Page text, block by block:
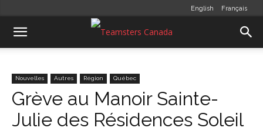
English Français
Nouvelles Autres Région Québec
Grève au Manoir Sainte-
Julie des Résidences Soleil